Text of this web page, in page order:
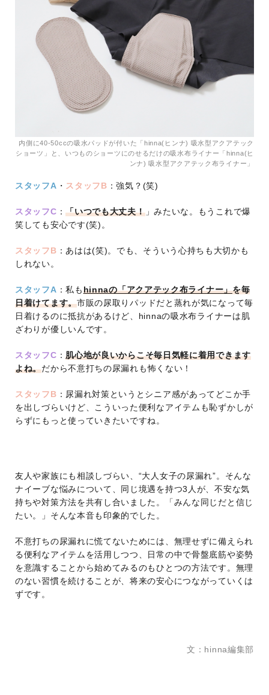
内側に40-50ccの吸水パッドが付いた「hinna(ヒンナ) 吸水型アクアテック
ショーツ」と、いつものショーツにのせるだけの吸水布ライナー「hinna(ヒ
ンナ) 吸水型アクアテック布ライナー」
スタッフA ・ スタッフB ：強気？(笑)
スタッフC ：「いつでも大丈夫！」みたいな。もうこれで爆
笑しても安心です(笑)。
スタッフB ：あはは(笑)。でも、そういう心持ちも大切かも
しれない。
スタッフA ：私もhinnaの「アクアテック布ライナー」を毎
日着けてます。市販の尿取りパッドだと蒸れが気になって毎
日着けるのに抵抗があるけど、hinnaの吸水布ライナーは肌
ざわりが優しいんです。
スタッフC ：肌心地が良いからこそ毎日気軽に着用できます
よね。だから不意打ちの尿漏れも怖くない！
スタッフB ：尿漏れ対策というとシニア感があってどこか手
を出しづらいけど、こういった便利なアイテムも恥ずかしが
らずにもっと使っていきたいですね。
友人や家族にも相談しづらい、“大人女子の尿漏れ”。そんな
ナイーブな悩みについて、同じ境遇を持つ3人が、不安な気
持ちや対策方法を共有し合いました。「みんな同じだと信じ
たい。」そんな本音も印象的でした。
不意打ちの尿漏れに慌てないためには、無理せずに備えられ
る便利なアイテムを活用しつつ、日常の中で骨盤底筋や姿勢
を意識することから始めてみるのもひとつの方法です。無理
のない習慣を続けることが、将来の安心につながっていくは
ずです。
文：hinna編集部